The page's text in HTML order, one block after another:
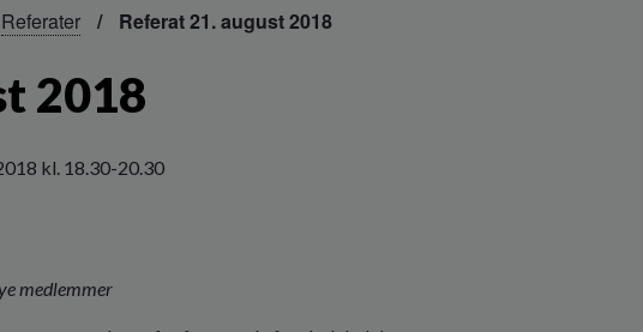
Referater Referat 21. august 2018
2018
kl. 18.30-20.30
medlemmer